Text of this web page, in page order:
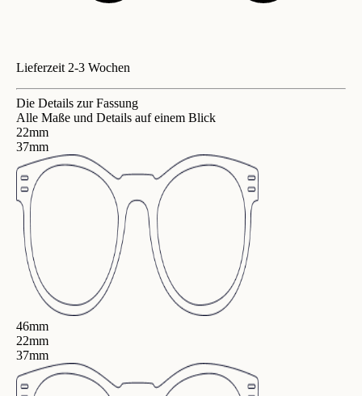
Lieferzeit 2-3 Wochen
Die Details zur Fassung
Alle Maße und Details auf einem Blick
22mm
37mm
46mm
22mm
37mm